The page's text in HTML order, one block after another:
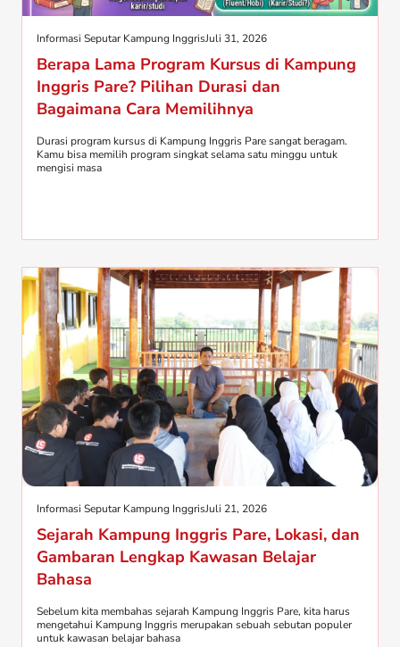
Informasi Seputar Kampung InggrisJuli 31, 2026
Berapa Lama Program Kursus di Kampung
Inggris Pare? Pilihan Durasi dan
Bagaimana Cara Memilihnya
Durasi program kursus di Kampung Inggris Pare sangat beragam.
Kamu bisa memilih program singkat selama satu minggu untuk
mengisi masa
Informasi Seputar Kampung InggrisJuli 21, 2026
Sejarah Kampung Inggris Pare, Lokasi, dan
Gambaran Lengkap Kawasan Belajar
Bahasa
Sebelum kita membahas sejarah Kampung Inggris Pare, kita harus
mengetahui Kampung Inggris merupakan sebuah sebutan populer
untuk kawasan belajar bahasa